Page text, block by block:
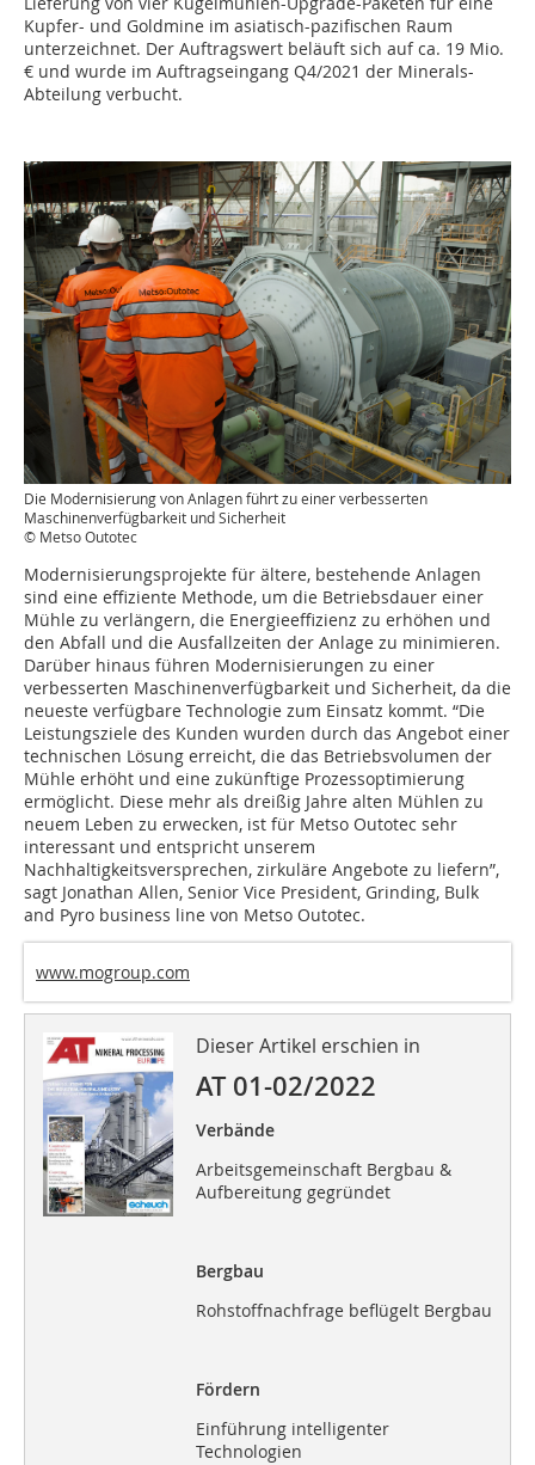
Kupfer- und Goldmine im asiatisch-pazifischen Raum
unterzeichnet. Der Auftragswert beläuft sich auf ca. 19 Mio.
€ und wurde im Auftragseingang Q4/2021 der Minerals-
Abteilung verbucht.
Die Modernisierung von Anlagen führt zu einer verbesserten
Maschinenverfügbarkeit und Sicherheit
© Metso Outotec
Modernisierungsprojekte für ältere, bestehende Anlagen
sind eine effiziente Methode, um die Betriebsdauer einer
Mühle zu verlängern, die Energieeffizienz zu erhöhen und
den Abfall und die Ausfallzeiten der Anlage zu minimieren.
Darüber hinaus führen Modernisierungen zu einer
verbesserten Maschinenverfügbarkeit und Sicherheit, da die
neueste verfügbare Technologie zum Einsatz kommt. “Die
Leistungsziele des Kunden wurden durch das Angebot einer
technischen Lösung erreicht, die das Betriebsvolumen der
Mühle erhöht und eine zukünftige Prozessoptimierung
ermöglicht. Diese mehr als dreißig Jahre alten Mühlen zu
neuem Leben zu erwecken, ist für Metso Outotec sehr
interessant und entspricht unserem
Nachhaltigkeitsversprechen, zirkuläre Angebote zu liefern”,
sagt Jonathan Allen, Senior Vice President, Grinding, Bulk
and Pyro business line von Metso Outotec.
www.mogroup.com
Dieser Artikel erschien in
AT 01-02/2022
Verbände
Arbeitsgemeinschaft Bergbau &
Aufbereitung gegründet
Bergbau
Rohstoffnachfrage beflügelt Bergbau
Fördern
Einführung intelligenter
Technologien